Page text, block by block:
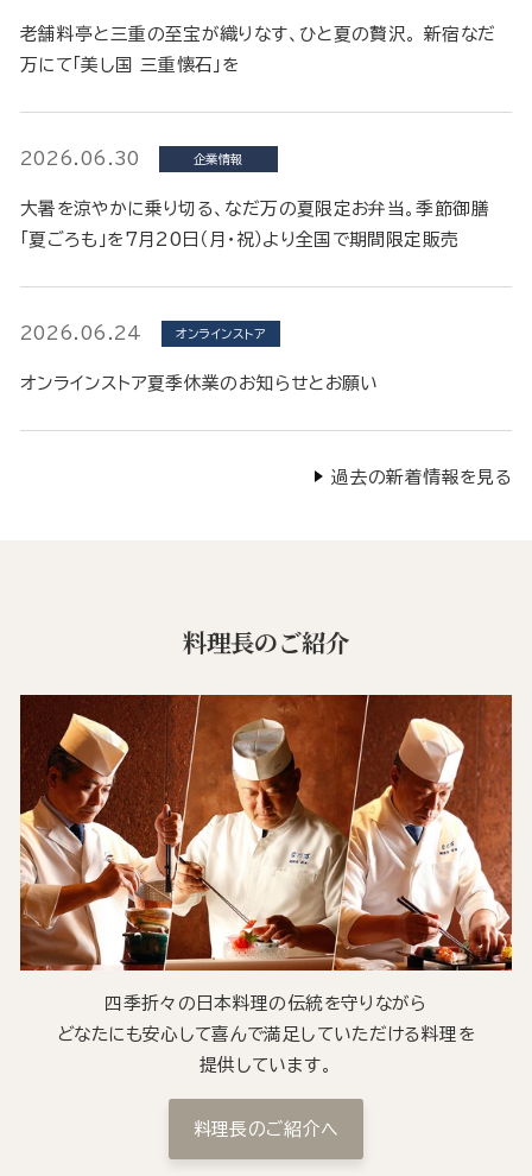
老舗料亭と三重の至宝が織りなす、ひと夏の贅沢。 新宿なだ
万にて「美し国 三重懐石」を
2026.06.30 企業情報
大暑を涼やかに乗り切る、なだ万の夏限定お弁当。季節御膳
「夏ごろも」を7月20日（月・祝）より全国で期間限定販売
2026.06.24 オンラインストア
オンラインストア夏季休業のお知らせとお願い
過去の新着情報を見る
料理長のご紹介
四季折々の日本料理の伝統を守りながら
どなたにも安心して喜んで満足していただける料理を
提供しています。
料理長のご紹介へ